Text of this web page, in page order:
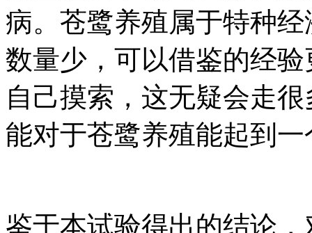
病。苍鹭养殖属于特种
数量少，可以借鉴的经
自己摸索，这无疑会走
能对于苍鹭养殖能起到
鉴于本试验得出的结论